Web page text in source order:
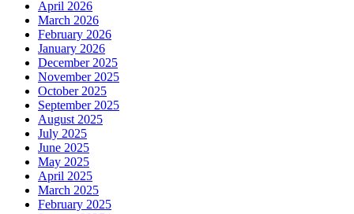
April 2026
March 2026
February 2026
January 2026
December 2025
November 2025
October 2025
September 2025
August 2025
July 2025
June 2025
May 2025
April 2025
March 2025
February 2025